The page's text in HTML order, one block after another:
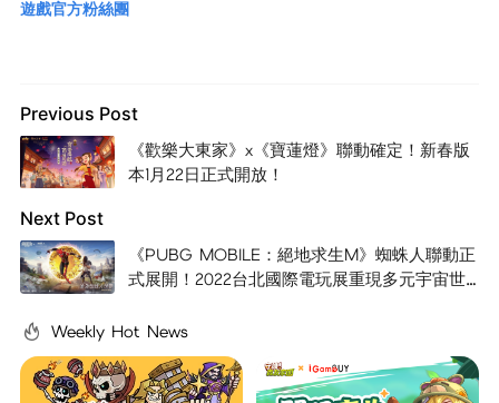
遊戲官方粉絲團
Previous Post
《歡樂大東家》x《寶蓮燈》聯動確定！新春版
本1月22日正式開放！
Next Post
《PUBG MOBILE：絕地求生M》蜘蛛人聯動正
式展開！2022台北國際電玩展重現多元宇宙世
Weekly Hot News